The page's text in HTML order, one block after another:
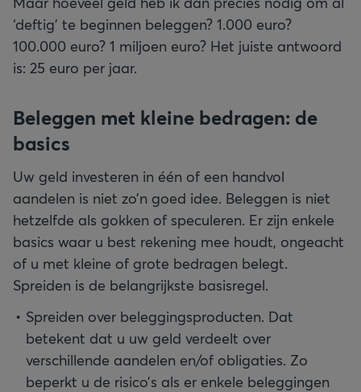
‘deftig’ te beginnen beleggen? 1.000 euro?
100.000 euro? 1 miljoen euro? Het juiste antwoord
is: 25 euro per jaar.
Beleggen met kleine bedragen: de
basics
Uw geld investeren in één of een handvol
aandelen is niet zo’n goed idee. Beleggen is niet
hetzelfde als gokken of speculeren. Er zijn enkele
basics waar u best rekening mee houdt, ongeacht
of u met kleine of grote bedragen belegt.
Spreiden is de belangrijkste basisregel.
Spreiden over beleggingsproducten. Dat
betekent dat u uw geld verdeelt over
verschillende aandelen en/of obligaties. Zo
beperkt u de risico’s als er enkele beleggingen